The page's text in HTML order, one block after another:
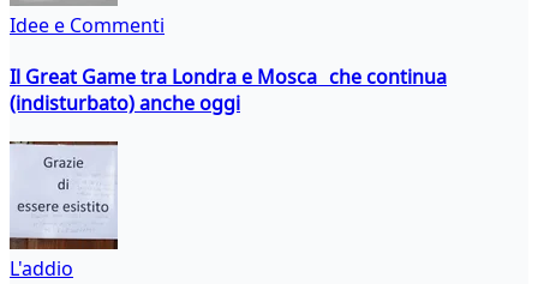
Idee e Commenti
Il Great Game tra Londra e Mosca che continua
(indisturbato) anche oggi
L'addio